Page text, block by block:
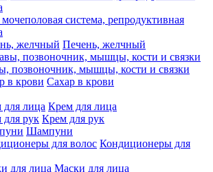
система, репродуктивная
Печень, желчный
позвоночник, мышцы, кости и связки
Сахар в крови
Крем для лица
Крем для рук
Шампуни
Кондиционеры для
Маски для лица